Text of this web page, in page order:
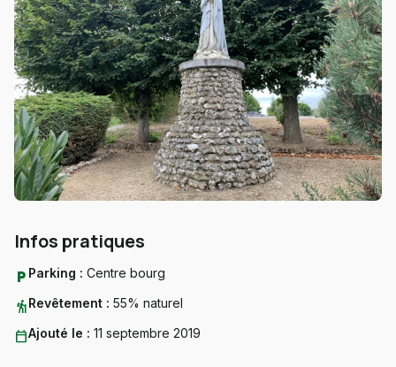
Infos pratiques
local_parking Parking : Centre bourg
hikingRevêtement : 55% naturel
calendar_todayAjouté le : 11 septembre 2019